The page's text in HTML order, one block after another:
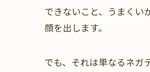
できないこと、うまくい
顔を出します。
でも、それは単なるネガ